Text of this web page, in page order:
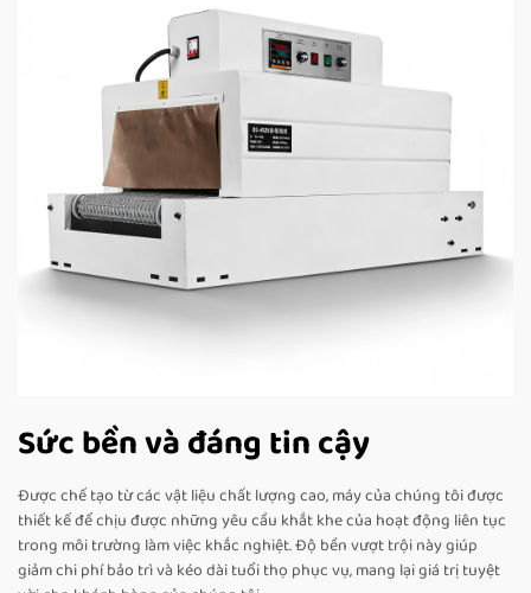
Sức bền và đáng tin cậy
Được chế tạo từ các vật liệu chất lượng cao, máy của chúng tôi được
thiết kế để chịu được những yêu cầu khắt khe của hoạt động liên tục
trong môi trường làm việc khắc nghiệt. Độ bền vượt trội này giúp
giảm chi phí bảo trì và kéo dài tuổi thọ phục vụ, mang lại giá trị tuyệt